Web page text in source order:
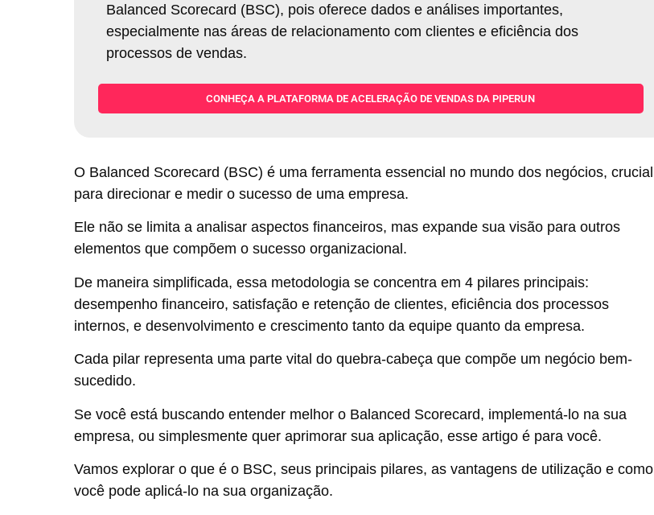
Balanced Scorecard (BSC), pois oferece dados e análises importantes,
especialmente nas áreas de relacionamento com clientes e eficiência dos
processos de vendas.
CONHEÇA A PLATAFORMA DE ACELERAÇÃO DE VENDAS DA PIPERUN
O Balanced Scorecard (BSC) é uma ferramenta essencial no mundo dos negócios, crucial
para direcionar e medir o sucesso de uma empresa.
Ele não se limita a analisar aspectos financeiros, mas expande sua visão para outros
elementos que compõem o sucesso organizacional.
De maneira simplificada, essa metodologia se concentra em 4 pilares principais:
desempenho financeiro, satisfação e retenção de clientes, eficiência dos processos
internos, e desenvolvimento e crescimento tanto da equipe quanto da empresa.
Cada pilar representa uma parte vital do quebra-cabeça que compõe um negócio bem-
sucedido.
Se você está buscando entender melhor o Balanced Scorecard, implementá-lo na sua
empresa, ou simplesmente quer aprimorar sua aplicação, esse artigo é para você.
Vamos explorar o que é o BSC, seus principais pilares, as vantagens de utilização e como
você pode aplicá-lo na sua organização.